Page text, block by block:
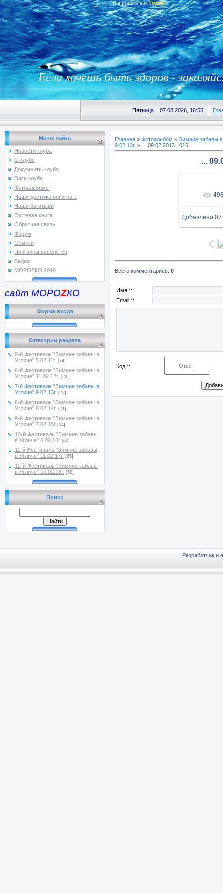
Вы вошли как Гость
Если хочешь быть здоров -
Пятница 07.08.2026, 16:55
Меню сайта
Новости клуба
О клубе
Документы клуба
Гимн клуба
Фотоальбомы
Наши достижения и на...
Наши богатыри
Гостевая книга
Обратная связь
Форум
Ссылки
Пингвины веселятся
Видео
МОРОZКО 2019
сайт МОРОZКО
Форма входа
Категории раздела
5-й Фестиваль "Зимние забавы в
Угличе" 5.02.11г. [74]
6-й Фестиваль "Зимние забавы в
Угличе" 11.02.12г. [22]
7-й Фестиваль "Зимние забавы в
Угличе" 9.02.13г. [72]
8-й Фестиваль "Зимние забавы в
Угличе" 8.02.14г. [71]
9-й Фестиваль "Зимние забавы в
Угличе" 7.02.15г [54]
10-й Фестиваль "Зимние забавы
в Угличе" 6.02.16г [60]
11-й Фестиваль "Зимние забавы
в Угличе" 11.02.17г. [65]
12-й Фестиваль "Зимние забавы
в Угличе" 10.02.18г. [50]
Поиск
Главная » Фотоальбом » Зимние забавы в
9.02.13г. » ... 09.02.2013 . 016
...
В 498
Добавлено
Всего комментариев: 0
Имя *:
Email *:
Код *:
Разработчик и